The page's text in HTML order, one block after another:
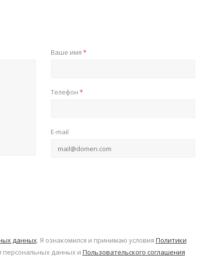
Ваше имя *
Телефон *
E-mail
данных. Я ознакомился и принимаю условия Политики
данных и Пользовательского соглашения